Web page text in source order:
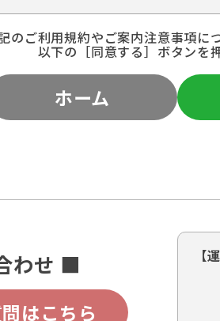
のご利用規約やご案内注意事項に
以下の［同意する］ボタンを
ホーム
わせ ■
はこちら
【